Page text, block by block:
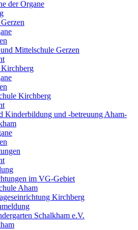
der Organe
Mittelschule Gerzen
Kirchberg
Kirchberg
Kinderbildung und -betreuung Aham-
im VG-Gebiet
Aham
Kirchberg
Schalkham e.V.